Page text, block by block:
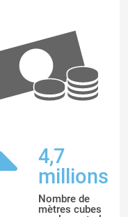
4,7
millions
Nombre de
mètres cubes